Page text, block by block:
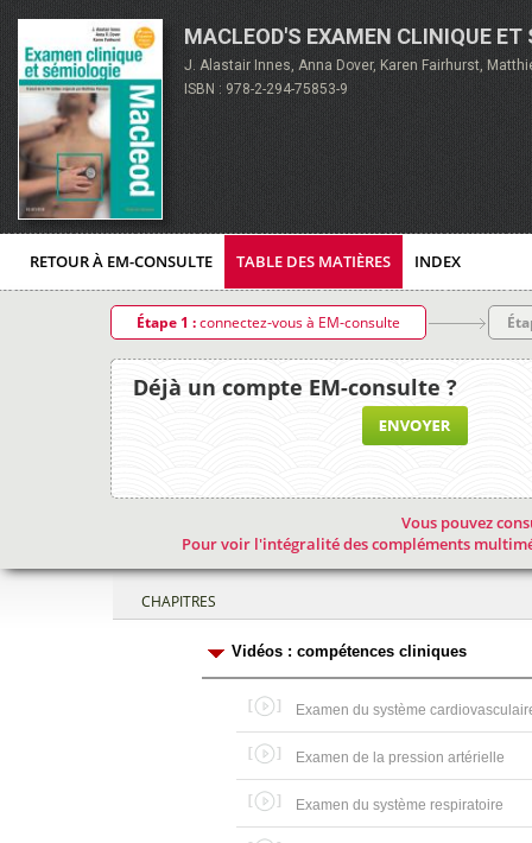
MACLEOD'S EXAMEN CLINIQUE ET
J. Alastair Innes, Anna Dover, Karen Fairhurst,
ISBN : 978-2-294-75853-9
RETOUR À EM-CONSULTE TABLE DES MATIÈRES INDEX
Étape 1 :connectez-vous à EM-consulte
Déjà un compte EM-consulte ?
Vous pouvez
Pour voir l'intégralité des compléments
CHAPITRES
Vidéos : compétences cliniques
Examen du système
Examen de la pression artérielle
Examen du système respiratoire